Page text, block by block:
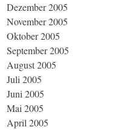
Dezember 2005
November 2005
Oktober 2005
September 2005
August 2005
Juli 2005
Juni 2005
Mai 2005
April 2005